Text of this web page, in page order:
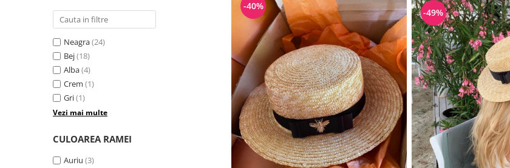
Neagra(24)
Bej(18)
Alba(4)
Crem (1)
Gri(1)
Vezi mai multe
CULOAREA RAMEI
Auriu (3)
-40%
-49%